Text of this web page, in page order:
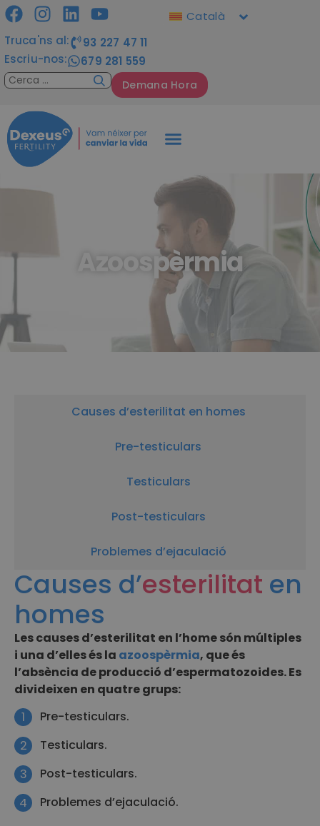
Truca'ns al:
93 227 47 11
Escriu-nos:
679 281 559
Demana Hora
Català
Azoospèrmia
Causes d’esterilitat en homes
Pre-testiculars
Testiculars
Post-testiculars
Problemes d’ejaculació
Causes d’esterilitat en
homes
Les causes d’esterilitat en l’home són múltiples
i una d’elles és la azoospèrmia, que és
l’absència de producció d’espermatozoides. Es
divideixen en quatre grups:
1 Pre-testiculars.
2 Testiculars.
3 Post-testiculars.
4 Problemes d’ejaculació.